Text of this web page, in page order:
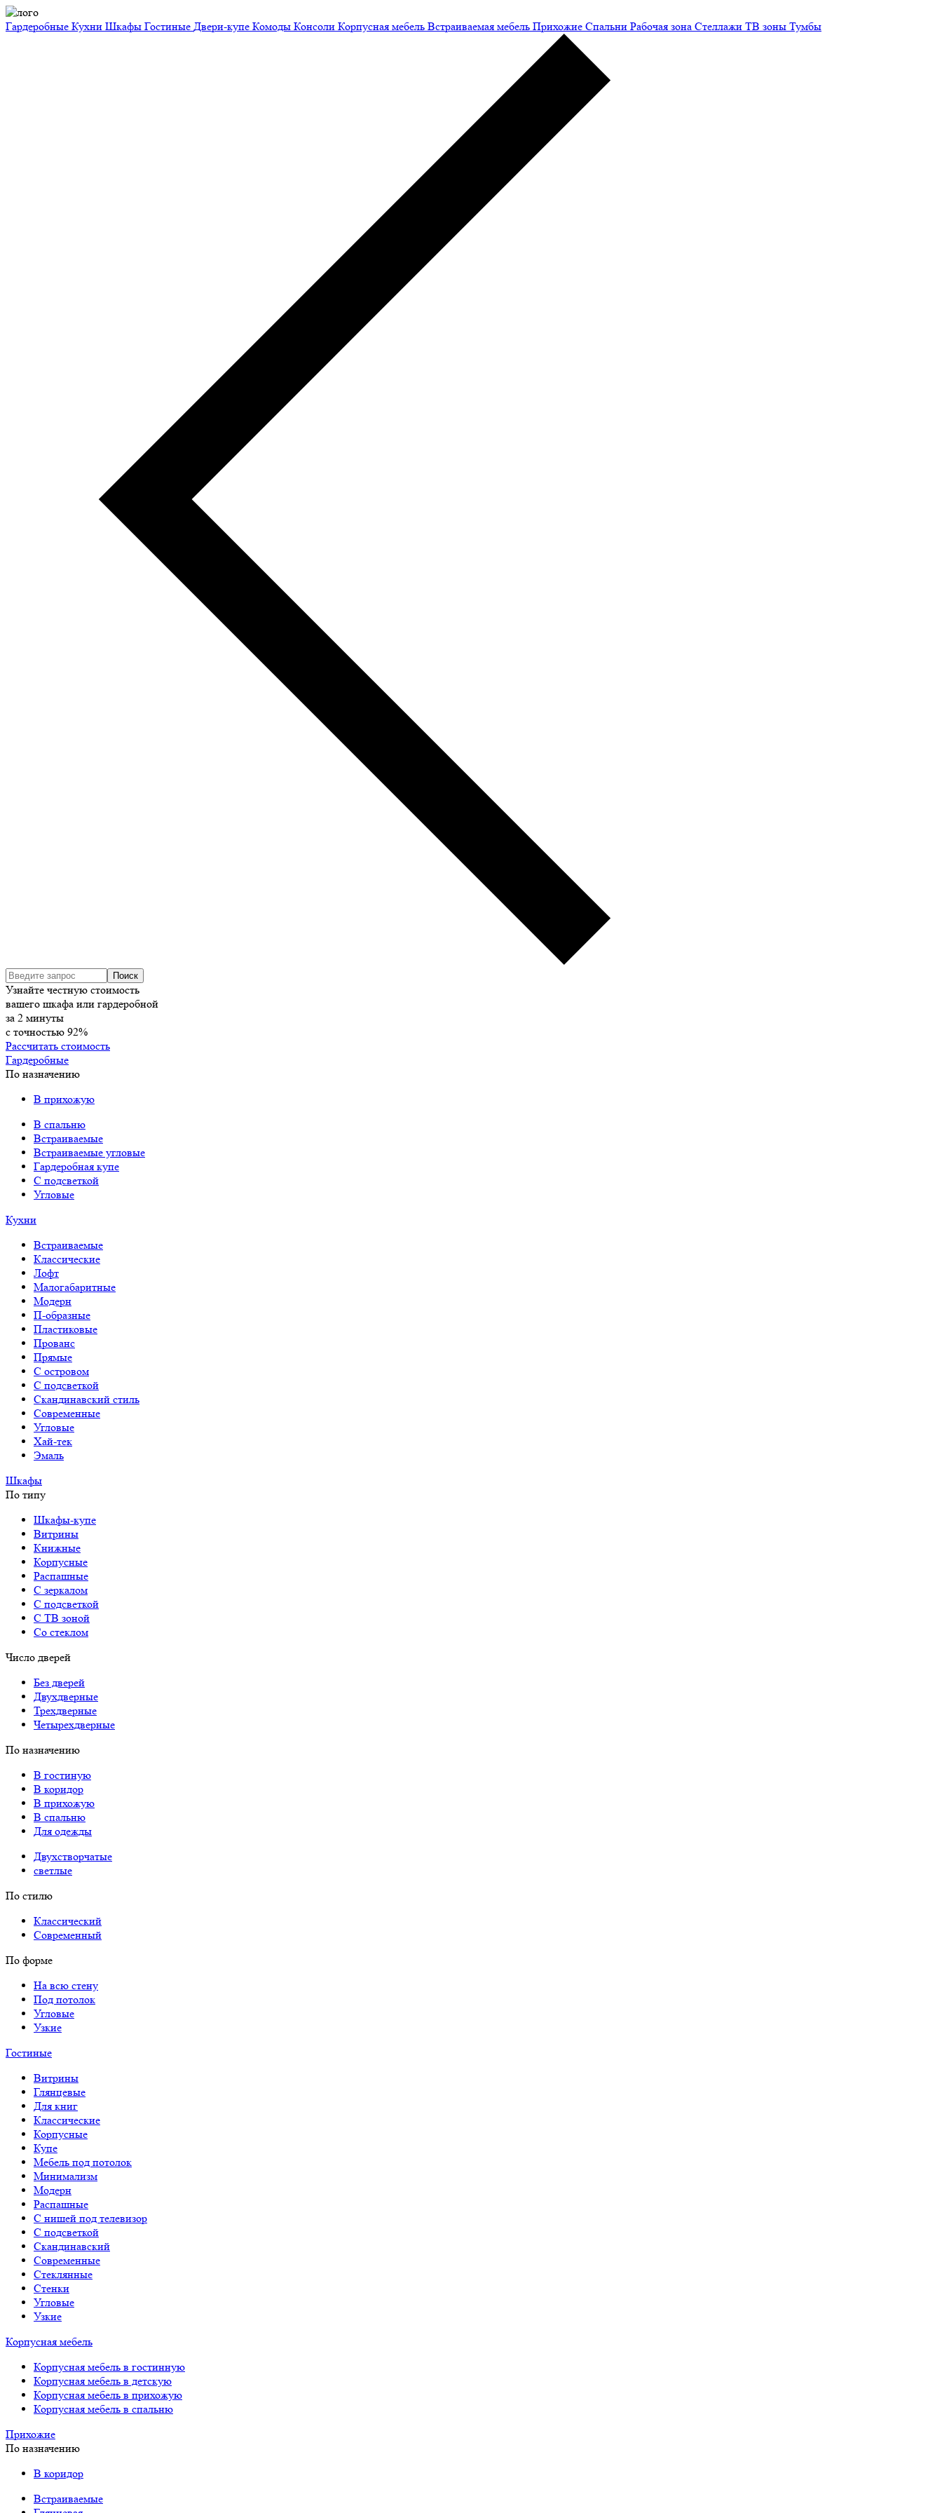
Гардеробные Кухни Шкафы Гостиные Двери-купе Комоды Консоли Корпусная мебель Встраиваемая мебель Прихожие Спальни Рабочая зона Стеллажи ТВ зоны Тумбы
Узнайте честную стоимость
вашего шкафа или гардеробной
за 2 минуты
с точностью 92%
Рассчитать стоимость
Гардеробные
По назначению
В прихожую
В спальню
Встраиваемые
Встраиваемые угловые
Гардеробная купе
С подсветкой
Угловые
Кухни
Встраиваемые
Классические
Лофт
Малогабаритные
Модерн
П-образные
Пластиковые
Прованс
Прямые
С островом
С подсветкой
Скандинавский стиль
Современные
Угловые
Хай-тек
Эмаль
Шкафы
По типу
Шкафы-купе
Витрины
Книжные
Корпусные
Распашные
С зеркалом
С подсветкой
С ТВ зоной
Со стеклом
Число дверей
Без дверей
Двухдверные
Трехдверные
Четырехдверные
По назначению
В гостиную
В коридор
В прихожую
В спальню
Для одежды
Двухстворчатые
светлые
По стилю
Классический
Современный
По форме
На всю стену
Под потолок
Угловые
Узкие
Гостиные
Витрины
Глянцевые
Для книг
Классические
Корпусные
Купе
Мебель под потолок
Минимализм
Модерн
Распашные
С нишей под телевизор
С подсветкой
Скандинавский
Современные
Стеклянные
Стенки
Угловые
Узкие
Корпусная мебель
Корпусная мебель в гостинную
Корпусная мебель в детскую
Корпусная мебель в прихожую
Корпусная мебель в спальню
Прихожие
По назначению
В коридор
Встраиваемые